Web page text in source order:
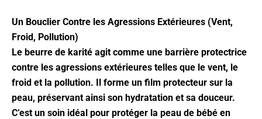
Un Bouclier Contre les Agressions Extérieures (Vent,
Froid, Pollution)
Le beurre de karité agit comme une barrière protectrice
contre les agressions extérieures telles que le vent, le
froid et la pollution. Il forme un film protecteur sur la
peau, préservant ainsi son hydratation et sa douceur.
C’est un soin idéal pour protéger la peau de bébé en